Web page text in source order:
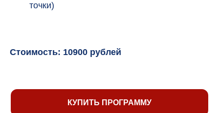
точки)
Стоимость: 10900 рублей
КУПИТЬ ПРОГРАММУ